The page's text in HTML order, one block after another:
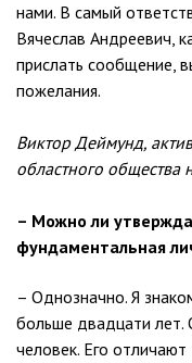
нами. В самый
Вячеслав Андреевич,
прислать сообщение,
пожелания.
Виктор Деймунд,
областного общества
– Можно ли
фундаментальная
– Однозначно. Я
больше двадцати
человек. Его отличают